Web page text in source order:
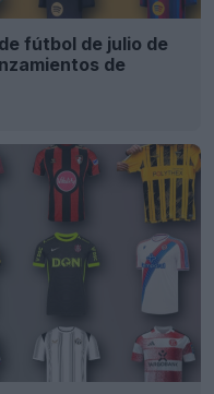
fútbol de julio de
de